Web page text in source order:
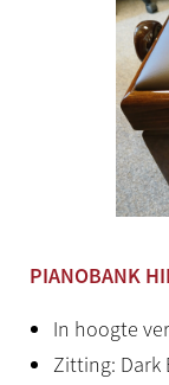
PIANOBANK
In hoogte
Zitting: Dark